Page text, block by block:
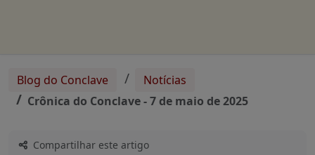
Blog do Conclave
Notícias
Crônica do Conclave - 7 de maio de 2025
Compartilhar este artigo